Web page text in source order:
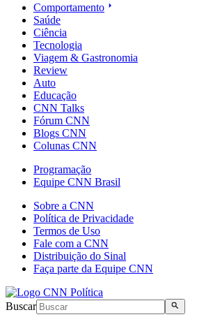
Comportamento
Saúde
Ciência
Tecnologia
Viagem & Gastronomia
Review
Auto
Educação
CNN Talks
Fórum CNN
Blogs CNN
Colunas CNN
Programação
Equipe CNN Brasil
Sobre a CNN
Política de Privacidade
Termos de Uso
Fale com a CNN
Distribuição do Sinal
Faça parte da Equipe CNN
Buscar